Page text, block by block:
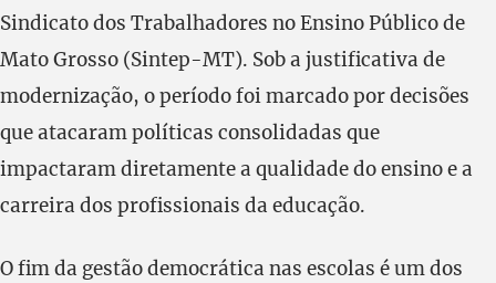
Sindicato dos Trabalhadores no Ensino Público de
Mato Grosso (Sintep-MT). Sob a justificativa de
modernização, o período foi marcado por decisões
que atacaram políticas consolidadas que
impactaram diretamente a qualidade do ensino e a
carreira dos profissionais da educação.
O fim da gestão democrática nas escolas é um dos